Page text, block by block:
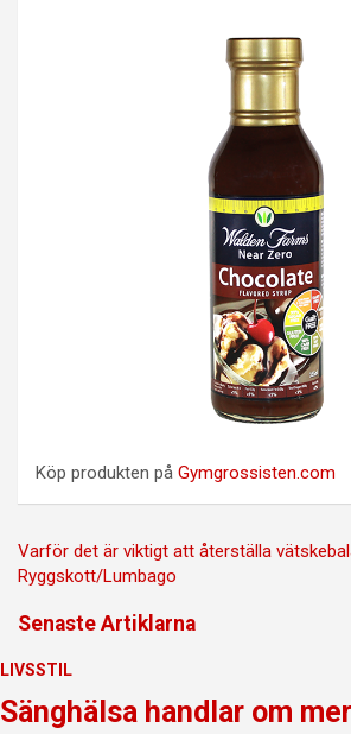
Köp produkten på Gymgrossisten.com
Inläggsnavigering
Varför det är viktigt att återställa
Ryggskott/Lumbago
Senaste Artiklarna
LIVSSTIL
Sänghälsa handlar om